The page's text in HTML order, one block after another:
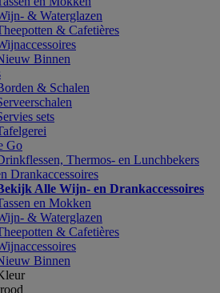
& Waterglazen
& Cafetières
Binnen
& Schalen
sets
Go
Thermos- en Lunchbekers
Drankaccessoires
Alle Wijn- en Drankaccessoires
en Mokken
& Waterglazen
& Cafetières
Binnen